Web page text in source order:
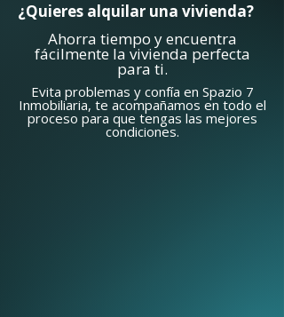
¿Quieres alquilar una vivienda?
Ahorra tiempo y encuentra
fácilmente la vivienda perfecta
para ti.
Evita problemas y confía en Spazio 7
Inmobiliaria, te acompañamos en todo el
proceso para que tengas las mejores
condiciones.